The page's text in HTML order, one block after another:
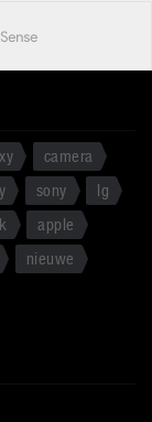
camera
sony
lg
apple
nieuwe